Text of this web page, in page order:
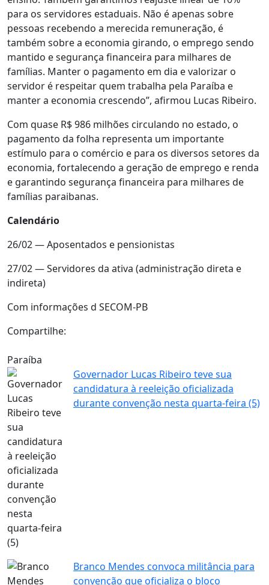
para os servidores estaduais. Não é apenas sobre
pessoas recebendo a merecida remuneração, é
também sobre a economia girando, o emprego sendo
mantido e segurança financeira para milhares de
famílias. Manter o pagamento em dia e valorizar o
servidor é respeitar quem trabalha pela Paraíba e
manter a economia crescendo”, afirmou Lucas Ribeiro.
Com quase R$ 986 milhões circulando no estado, o
pagamento da folha representa um importante
estímulo para o comércio e para os diversos setores da
economia, fortalecendo a geração de emprego e renda
e garantindo segurança financeira para milhares de
famílias paraibanas.
Calendário
26/02 — Aposentados e pensionistas
27/02 — Servidores da ativa (administração direta e
indireta)
Com informações d SECOM-PB
Compartilhe:
Paraíba
Governador Lucas Ribeiro teve sua
candidatura à reeleição oficializada
durante convenção nesta quarta-feira (5)
Branco Mendes convoca militância para
convenção que oficializa o bloco